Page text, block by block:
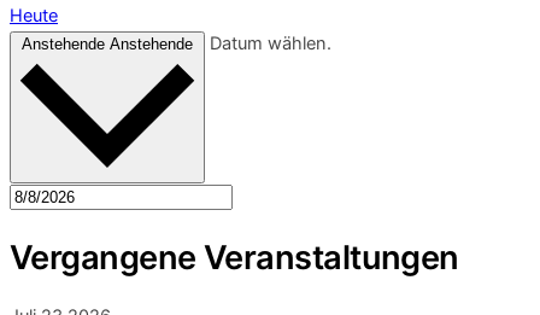
Heute
Anstehende Anstehende Datum wählen.
Vergangene Veranstaltungen